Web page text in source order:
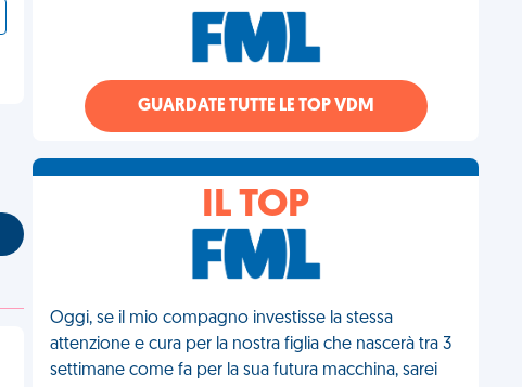
GUARDATE TUTTE LE TOP VDM
IL TOP
Oggi, se il mio compagno investisse la stessa
attenzione e cura per la nostra figlia che nascerà tra 3
settimane come fa per la sua futura macchina, sarei